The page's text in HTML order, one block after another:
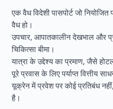
एक वैध विदेशी पासपोर्ट जो
वैध हो।
उपचार, आपातकालीन देखभाल और
चिकित्सा बीमा।
यात्रा के उद्देश्य का प्रमाण, जैसे
पूरे प्रवास के लिए पर्याप्त वित्तीय
यूक्रेन में प्रवेश पर कोई प्रतिबंध
है।